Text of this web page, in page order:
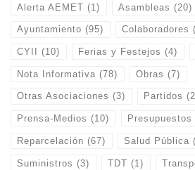
Alerta AEMET (1) Asambleas (20)
Ayuntamiento (95) Colaboradores
CYII (10) Ferias y Festejos (4)
Nota Informativa (78) Obras (7)
Otras Asociaciones (3) Partidos
Prensa-Medios (10) Presupuestos
Reparcelación (67) Salud Pública
Suministros (3) TDT (1)